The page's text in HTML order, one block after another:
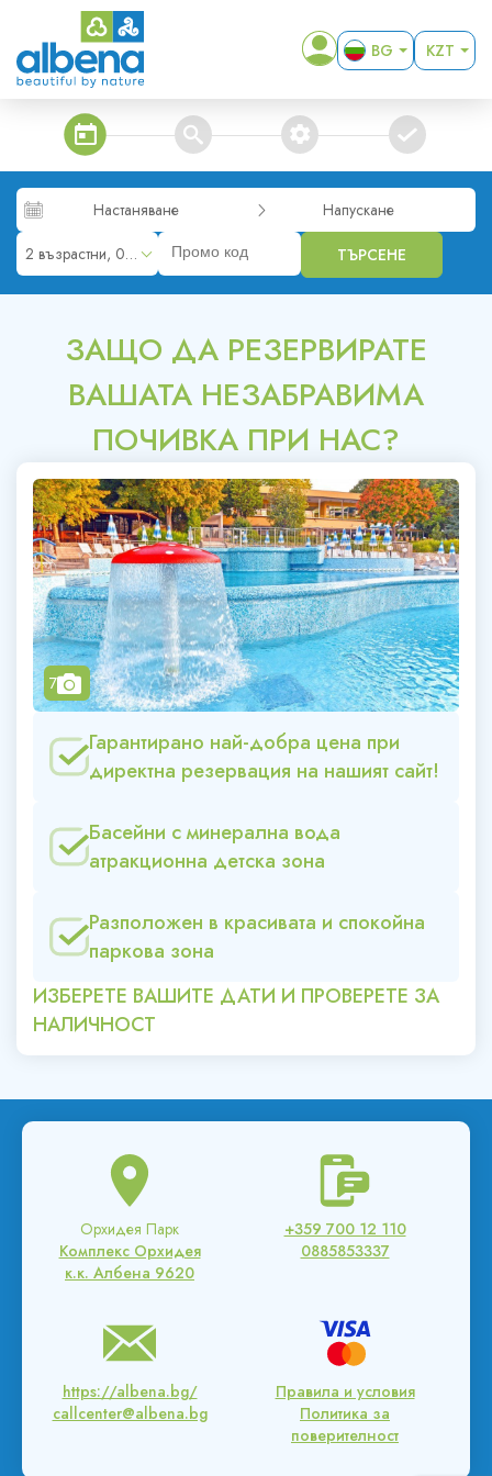
BG
DE
KZT
RON
MKD
steps_calendar search extra_services confirm
Настаняване
Напускане
2 възрастни, 0 деца
ТЪРСЕНЕ
ЗАЩО ДА РЕЗЕРВИРАТЕ
ВАШАТА НЕЗАБРАВИМА
ПОЧИВКА ПРИ НАС?
7camera
Гарантирано най-добра цена при
директна резервация на нашият сайт!
Басейни с минерална вода
атракционна детска зона
Разположен в красивата и спокойна
паркова зона
ИЗБЕРЕТЕ ВАШИТЕ ДАТИ И ПРОВЕРЕТЕ ЗА
НАЛИЧНОСТ
Орхидея Парк
Комплекс Орхидея
к.к. Албена 9620
+359 700 12 110
0885853337
https://albena.bg/
callcenter@albena.bg
Правила и условия
Политика за
поверителност